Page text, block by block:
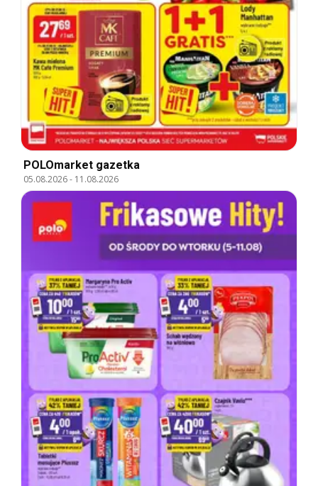
POLOmarket gazetka
05.08.2026- 11.08.2026